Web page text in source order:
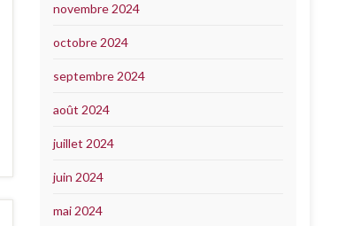
novembre 2024
octobre 2024
septembre 2024
août 2024
juillet 2024
juin 2024
mai 2024